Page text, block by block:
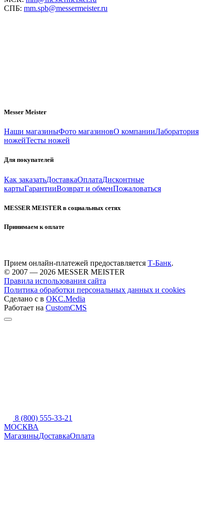
СПБ: mm.spb@messermeister.ru
Messer Meister
Наши магазиныФото магазиновО компанииЛаборатория
ножейТесты ножей
Для покупателей
Как заказатьДоставкаОплатаДисконтные
картыГарантииВозврат и обменПожаловаться
MESSER MEISTER в социальных сетях
Принимаем к оплате
Прием онлайн-платежей предоставляется Т-Банк.
© 2007 — 2026 MESSER MEISTER
Правила использования сайта
Политика обработки персональных данных и cookies
Сделано с в OKC.Media
Работает на CustomCMS
8 (800) 555-33-21
МОСКВА
МагазиныДоставкаОплата